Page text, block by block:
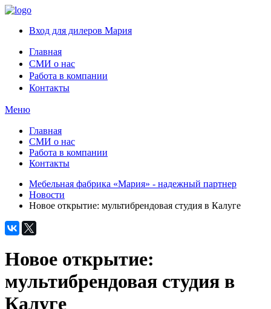
Вход для дилеров Мария
Главная
СМИ о нас
Работа в компании
Контакты
Меню
Главная
СМИ о нас
Работа в компании
Контакты
Мебельная фабрика «Мария» - надежный партнер
Новости
Новое открытие: мультибрендовая студия в Калуге
Новое открытие:
мультибрендовая студия в
Калуге